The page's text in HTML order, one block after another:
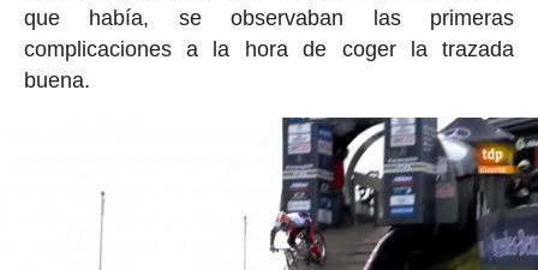
que había, se observaban las primeras
complicaciones a la hora de coger la trazada
buena.